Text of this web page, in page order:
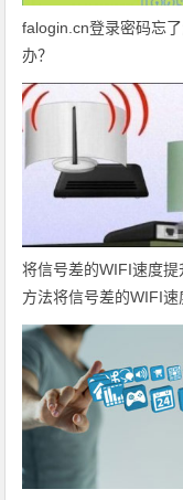
falogin.cn登录密码忘
办？
将信号差的WIFI速度提
方法将信号差的WIFI速
倍的方法